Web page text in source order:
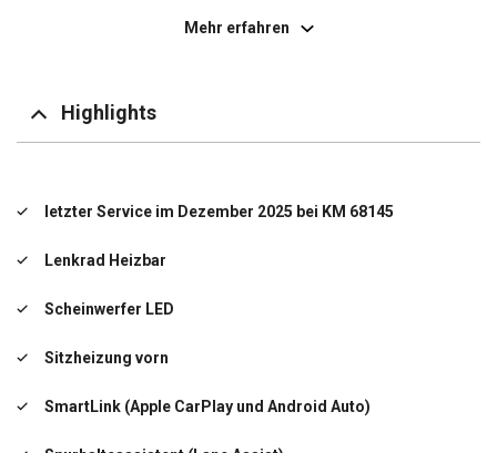
Doppeltonfanfare
Mehr erfahren
Highlights
letzter Service im Dezember 2025 bei KM 68145
Lenkrad Heizbar
Scheinwerfer LED
Sitzheizung vorn
SmartLink (Apple CarPlay und Android Auto)